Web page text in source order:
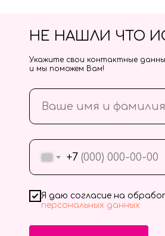
+7
Я даю согласие на
персональных данных
НЕ НАШЛИ ЧТО
Укажите свои контактные
и мы поможем Вам!